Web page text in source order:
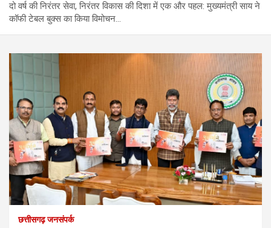
दो वर्ष की निरंतर सेवा, निरंतर विकास की दिशा में एक और पहल: मुख्यमंत्री साय ने
कॉफी टेबल बुक्स का किया विमोचन…
छत्तीसगढ़ जनसंपर्क